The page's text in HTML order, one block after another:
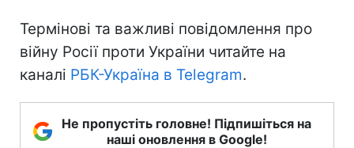
Термінові та важливі повідомлення про
війну Росії проти України читайте на
каналі РБК-Україна в Telegram.
Не пропустіть головне! Підпишіться на
наші оновлення в Google!